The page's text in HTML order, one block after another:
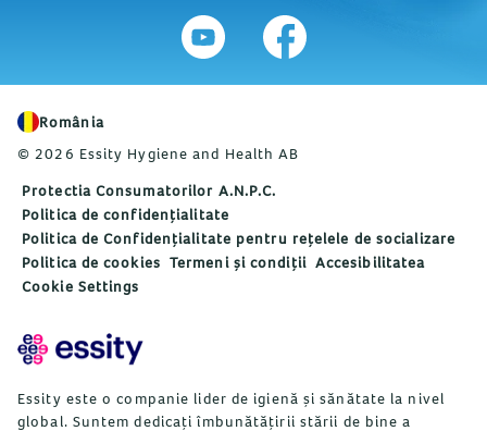
România
© 2026 Essity Hygiene and Health AB
Protectia Consumatorilor A.N.P.C.
Politica de confidențialitate
Politica de Confidențialitate pentru rețelele de socializare
Politica de cookies Termeni și condiții Accesibilitatea
Cookie Settings
Essity este o companie lider de igienă și sănătate la nivel
global. Suntem dedicați îmbunătățirii stării de bine a